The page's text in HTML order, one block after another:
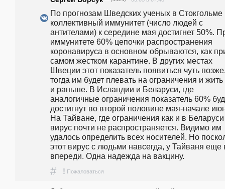
По прогнозам Шведских ученых в Стокгольме
коллективный иммунитет (число людей с
антителами) к середине мая достигнет 50%.
иммунитете 60% цепочки распространения
коронавируса в основном обрываются, как
самом жестком карантине. В других местах
Швеции этот показатель появиться чуть
тогда им будет плевать на ограничения и жить
и раньше. В Исландии и Беларуси, где
аналогичные ограничения показатель 60%
достигнут во второй половине мая-начале
На Тайване, где ограничения как и в Беларуси
вирус почти не распространяется. Видимо им
удалось определить всех носителей. Но
этот вирус с людьми навсегда, у Тайваня еще
впереди. Одна надежда на вакцину.
# ! Пожаловаться